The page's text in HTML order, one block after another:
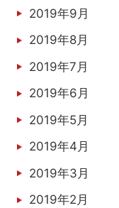
2019年9月
2019年8月
2019年7月
2019年6月
2019年5月
2019年4月
2019年3月
2019年2月